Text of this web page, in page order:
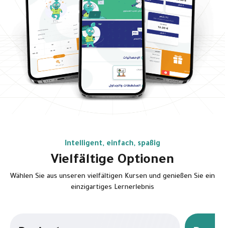
Intelligent, einfach, spaßig
Vielfältige Optionen
Wählen Sie aus unseren vielfältigen Kursen und genießen Sie ein
einzigartiges Lernerlebnis